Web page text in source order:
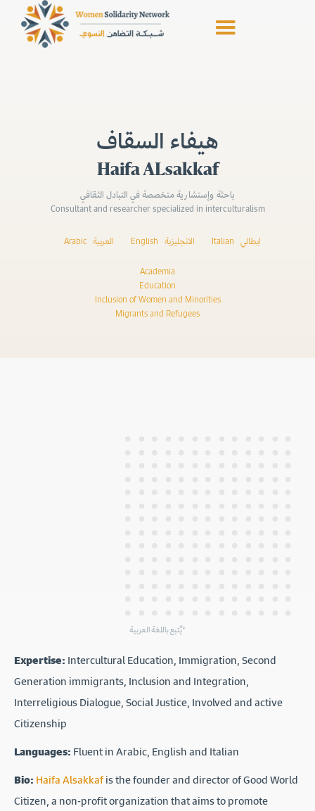
هيفاء السقاف
Haifa ALsakkaf
باحثة وإستشارية متخصصة في التبادل الثقافي
Consultant and researcher specialized in interculturalism
Arabic العربية English الانجليزية Italian ايطالي
Academia
Education
Inclusion of Women and Minorities
Migrants and Refugees
يٌتبع باللغة العربية*
Expertise:Intercultural Education, Immigration, Second
Generation immigrants, Inclusion and Integration,
Interreligious Dialogue, Social Justice, Involved and active
Citizenship
Languages:Fluent in Arabic, English and Italian
Bio:Haifa Alsakkafis the founder and director of Good World
Citizen, a non-profit organization that aims to promote